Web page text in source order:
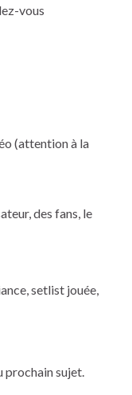
vous
(attention à la
des fans, le
setlist jouée,
prochain sujet.